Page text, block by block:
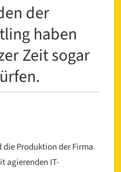
der
haben
Zeit sogar
Produktion der Firma
agierenden IT-